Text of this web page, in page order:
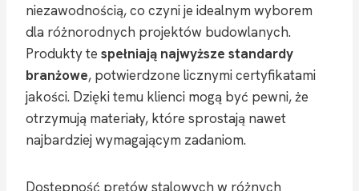
niezawodnością, co czyni je idealnym wyborem
dla różnorodnych projektów budowlanych.
Produkty te spełniają najwyższe standardy
branżowe, potwierdzone licznymi certyfikatami
jakości. Dzięki temu klienci mogą być pewni, że
otrzymują materiały, które sprostają nawet
najbardziej wymagającym zadaniom.
Dostępność prętów stalowych w różnych